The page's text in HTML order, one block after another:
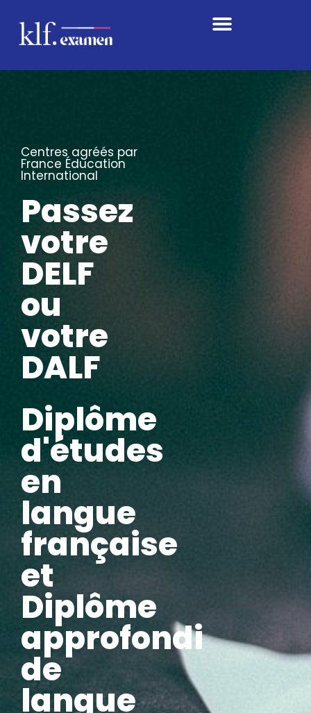
Centres agréés par
France Éducation
International
Passez
votre
DELF
ou
votre
DALF
Diplôme
d'études
en
langue
française
et
Diplôme
approfondi
de
langue